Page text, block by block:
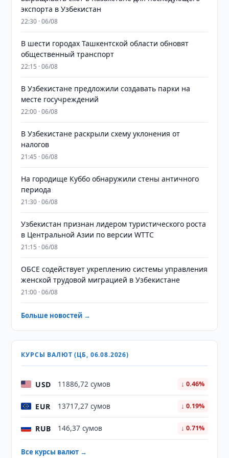
экспорта в Узбекистан
22:30 · 06/08
В шести городах Ташкентской области обновят
общественный транспорт
22:15 · 06/08
В Узбекистане предложили создавать парки на
месте госучреждений
22:00 · 06/08
В Узбекистане раскрыли схему уклонения от
налогов
21:45 · 06/08
На городище Куббо обнаружили стены античного
периода
21:30 · 06/08
Узбекистан признан лидером туристического роста
в Центральной Азии по версии WTTC
21:15 · 06/08
ОБСЕ содействует укреплению системы управления
женской трудовой миграцией в Узбекистане
21:00 · 06/08
Больше новостей →
КУРСЫ ВАЛЮТ (ЦБ, 06.08.2026)
USD 11886,72 сумов ↓ 0.46%
EUR 13717,27 сумов ↓ 0.19%
RUB 146,37 сумов ↓ 0.71%
Все курсы валют →